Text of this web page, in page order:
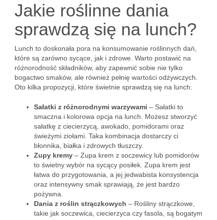
Jakie roślinne dania
sprawdzą się na lunch?
Lunch to doskonała pora na konsumowanie roślinnych dań,
które są zarówno sycące, jak i zdrowe. Warto postawić na
różnorodność składników, aby zapewnić sobie nie tylko
bogactwo smaków, ale również pełnię wartości odżywczych.
Oto kilka propozycji, które świetnie sprawdzą się na lunch:
Sałatki z różnorodnymi warzywami – Sałatki to
smaczna i kolorowa opcja na lunch. Możesz stworzyć
sałatkę z ciecierzycą, awokado, pomidorami oraz
świeżymi ziołami. Taka kombinacja dostarczy ci
błonnika, białka i zdrowych tłuszczy.
Zupy kremy – Zupa krem z soczewicy lub pomidorów
to świetny wybór na sycący posiłek. Zupa krem jest
łatwa do przygotowania, a jej jedwabista konsystencja
oraz intensywny smak sprawiają, że jest bardzo
pożywna.
Dania z roślin strączkowych – Rośliny strączkowe,
takie jak soczewica, ciecierzyca czy fasola, są bogatym